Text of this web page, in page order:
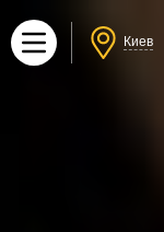
Киев